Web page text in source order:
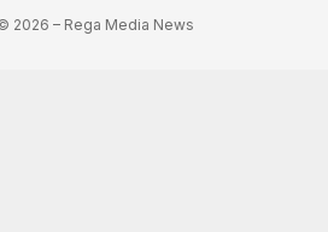
2026 – Rega Media News